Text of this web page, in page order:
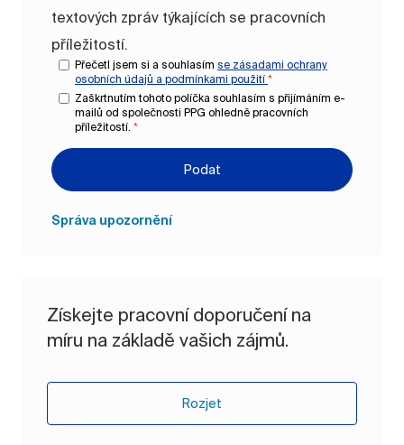
textových zpráv týkajících se pracovních
příležitostí.
Přečetl jsem si a souhlasím se zásadami ochrany
osobních údajů a podmínkami použití *
Zaškrtnutím tohoto políčka souhlasím s přijímáním e-
mailů od společnosti PPG ohledně pracovních
příležitostí. *
Podat
Správa upozornění
Získejte pracovní doporučení na
míru na základě vašich zájmů.
Rozjet